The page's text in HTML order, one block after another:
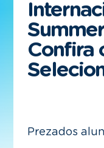
Confira
Prezados